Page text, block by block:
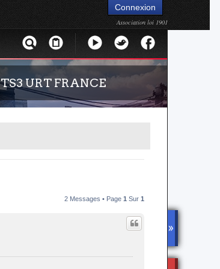
Connexion
Association loi 1901
TS3 URT FRANCE
Envie de parler avec les autres membres de la
communauté ? Alors venez vous connecter,
2 Messages • Page 1 Sur 1